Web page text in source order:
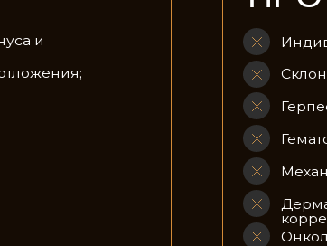
Механические
коррекции;
Беременность и